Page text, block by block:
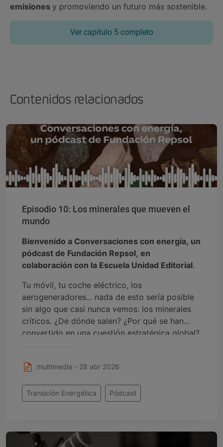
emisiones y promoviendo un futuro más sostenible.
Ver capítulo 5 completo
Contenidos relacionados
Episodio 10: Los minerales que mueven el
mundo
Bienvenido a Conversaciones con energía, un
pódcast de Fundación Repsol, en
colaboración con la Escuela Unidad Editorial.
Tu móvil, tu coche eléctrico, los
aerogeneradores... nada de esto sería posible
sin algo que casi nunca vemos: los minerales
críticos. ¿De dónde salen? ¿Por qué se han
convertido en una cuestión estratégica global?
oportunidades que se esconden bajo nuestros
multimedia - 28 abr 2026
Transición Energética Pódcast